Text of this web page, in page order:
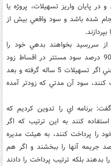
بگيرند و در پايان واريز تسهيلات،‌ پروژه يا
شده باشد و سود واقعي بيش از
سررسيد بخواهند بدهي خود را
بپردازند، بانک ها بايد تا دست کم 90 درصد سود مستتر در اقساط زود
پرداخت را به آنان برگشت بدهند، يعني اگر تسهيلات 5 ساله گرفته و بعد
کنند، سود آن مدتي که زودتر آمده
برنامه اي را تدوين کرديم که
کنند به اين ترتيب که اگر
را پرداخت کنند، ‌به هيئت مديره
ها تکليف شده است تا 6 درصد جريمه آنها را ببخشند و اگر هم
بدهند بلکه ترتيب پرداخت را دادند